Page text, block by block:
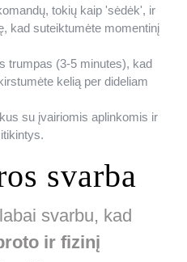
tokių kaip 'sėdėk', ir
kad suteiktumėte momentinį
trumpas (3-5 minutes), kad
kelią per dideliam
su įvairiomis aplinkomis ir
svarba
svarbu, kad
ir fizinį